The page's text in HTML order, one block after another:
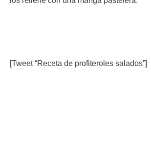
[Tweet “Receta de profiteroles salados”]